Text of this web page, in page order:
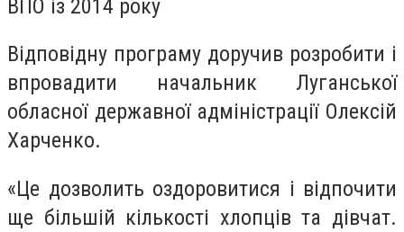
ВПО із 2014 року
Відповідну програму доручив розробити і
впровадити начальник Луганської
обласної державної адміністрації Олексій
Харченко.
«Це дозволить оздоровитися і відпочити
ще більшій кількості хлопців та дівчат.